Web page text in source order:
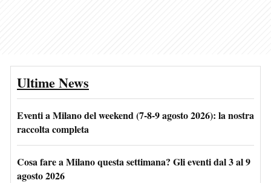
Ultime News
Eventi a Milano del weekend (7-8-9 agosto 2026): la nostra
raccolta completa
Cosa fare a Milano questa settimana? Gli eventi dal 3 al 9
agosto 2026